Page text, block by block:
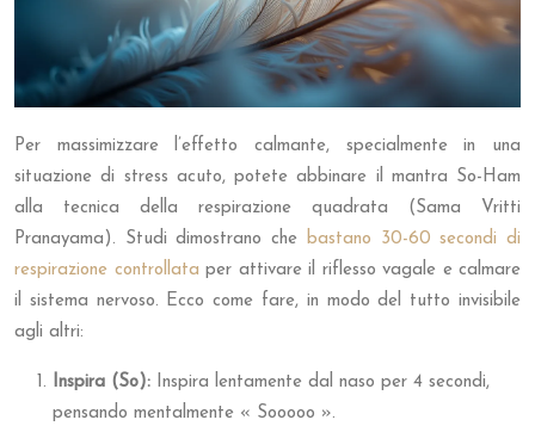
Per massimizzare l’effetto calmante, specialmente in una
situazione di stress acuto, potete abbinare il mantra So-Ham
alla tecnica della respirazione quadrata (Sama Vritti
Pranayama). Studi dimostrano che bastano 30-60 secondi di
respirazione controllata per attivare il riflesso vagale e calmare
il sistema nervoso. Ecco come fare, in modo del tutto invisibile
agli altri:
Inspira (So): Inspira lentamente dal naso per 4 secondi,
pensando mentalmente « Sooooo ».